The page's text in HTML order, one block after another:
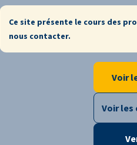
Ce site présente le cours des
nous contacter.
Voir
Voir les